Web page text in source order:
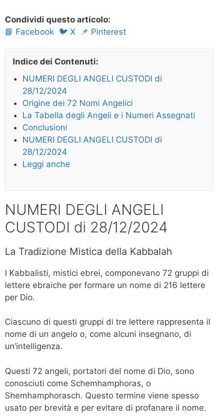
Condividi questo articolo:
📘 Facebook 🐦 X 📌 Pinterest
Indice dei Contenuti:
NUMERI DEGLI ANGELI CUSTODI di
28/12/2024
Origine dei 72 Nomi Angelici
La Tabella degli Angeli e i Numeri Assegnati
Conclusioni
NUMERI DEGLI ANGELI CUSTODI di
28/12/2024
Leggi anche
NUMERI DEGLI ANGELI
CUSTODI di 28/12/2024
La Tradizione Mistica della Kabbalah
I Kabbalisti, mistici ebrei, componevano 72 gruppi di
lettere ebraiche per formare un nome di 216 lettere
per Dio.
Ciascuno di questi gruppi di tre lettere rappresenta il
nome di un angelo o, come alcuni insegnano, di
un’intelligenza.
Questi 72 angeli, portatori del nome di Dio, sono
conosciuti come Schemhamphoras, o
Shemhamphorasch. Questo termine viene spesso
usato per brevità e per evitare di profanare il nome.